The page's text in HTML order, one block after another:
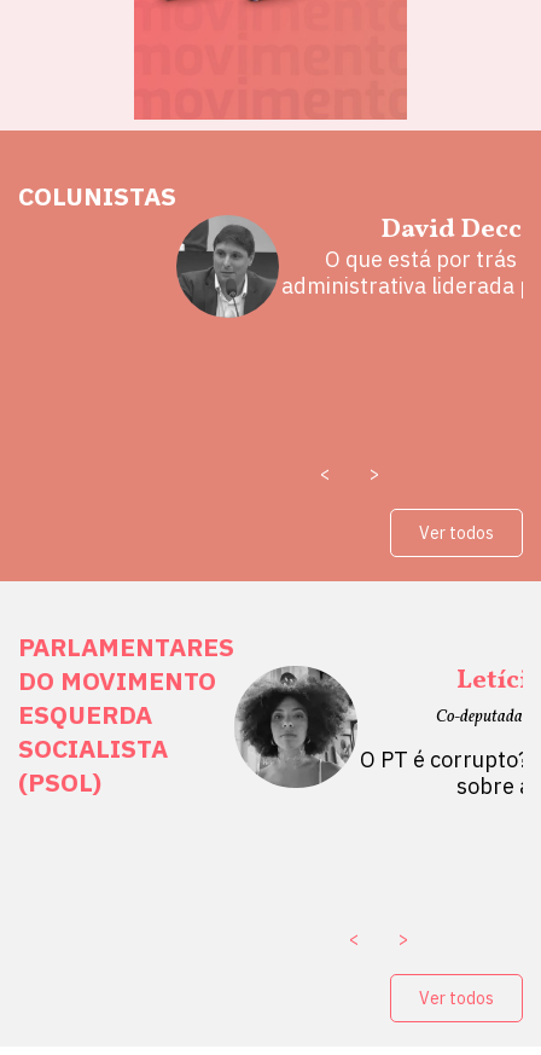
COLUNISTAS
David
O que está por trás
administrativa liderada
< >
Ver todos
PARLAMENTARES
DO MOVIMENTO
ESQUERDA
SOCIALISTA
(PSOL)
Direitos
do Sul, SP)
Mulheres por +
Público abre
Co-deputada
O PT é corrupto?
sobre a
< >
Ver todos